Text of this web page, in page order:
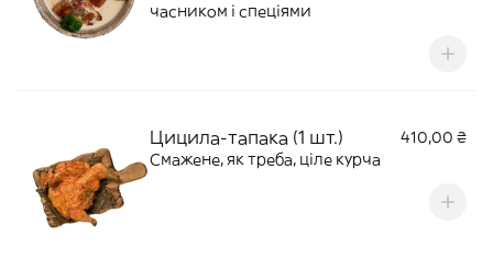
часником і спеціями
Цицила-тапака (1 шт.)
410,00 ₴
Смажене, як треба, ціле курча